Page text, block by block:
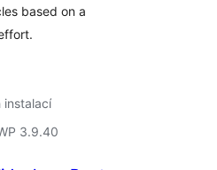
based on a
instalací
3.9.40